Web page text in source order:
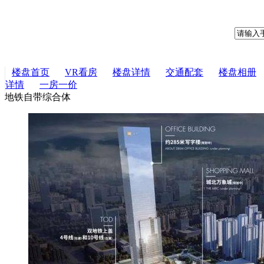
楼盘首页 VR看房 楼盘详情 交通配套
楼盘相册
详情
一房一价
地铁自带综合体